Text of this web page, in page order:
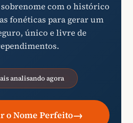
com o histórico
fonéticas para gerar um
único e livre de
analisando agora
o Nome Perfeito→